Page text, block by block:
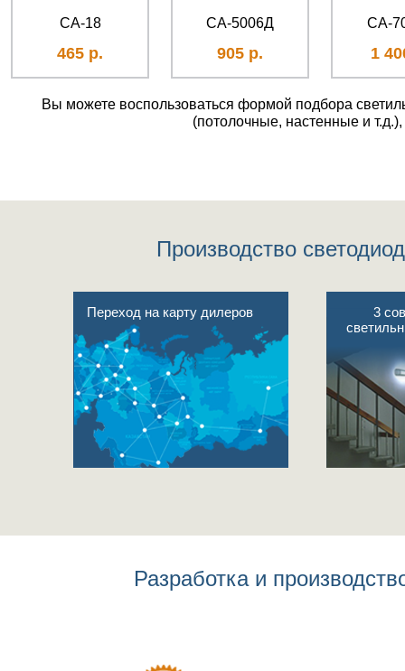
СА-18
465 р.
СА-5006Д
905 р.
СА-
1
Вы можете воспользоваться формой подбора
(потолочные, настенные и
Производство
Переход на карту дилеров
3
Разработка и